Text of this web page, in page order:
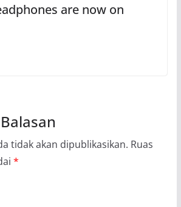
are now on
tidak akan dipublikasikan. Ruas
*